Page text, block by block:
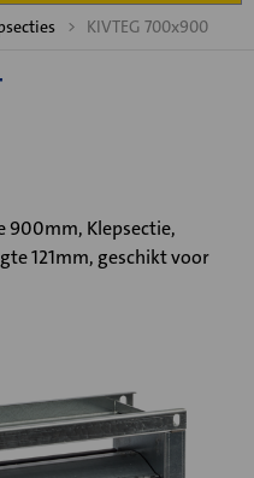
KIVTEG 700x900
900mm, Klepsectie,
121mm, geschikt voor